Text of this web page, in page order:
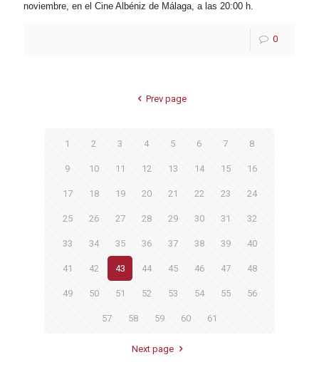
noviembre, en el Cine Albéniz de Málaga, a las 20:00 h.
0
Prev page
1 2 3 4 5 6 7 8
9 10 11 12 13 14 15 16
17 18 19 20 21 22 23 24
25 26 27 28 29 30 31 32
33 34 35 36 37 38 39 40
41 42 43 44 45 46 47 48
49 50 51 52 53 54 55 56
57 58 59 60 61
Next page